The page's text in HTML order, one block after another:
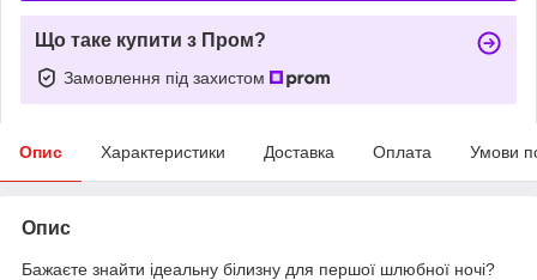
Що таке купити з Пром?
Замовлення під захистом
Опис Характеристики Доставка Оплата Умови
Опис
Бажаєте знайти ідеальну білизну для першої шлюбної ночі?